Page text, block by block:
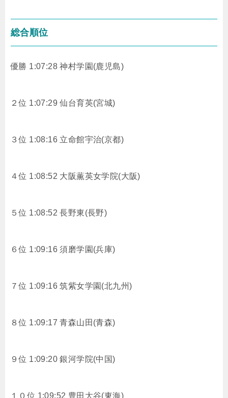
総合順位
優勝 1:07:28 神村学園(鹿児島)
２位 1:07:29 仙台育英(宮城)
３位 1:08:16 立命館宇治(京都)
４位 1:08:52 大阪薫英女学院(大阪)
５位 1:08:52 長野東(長野)
６位 1:09:16 須磨学園(兵庫)
７位 1:09:16 筑紫女学園(北九州)
８位 1:09:17 青森山田(青森)
９位 1:09:20 銀河学院(中国)
１０位 1:09:52 豊田大谷(東海)